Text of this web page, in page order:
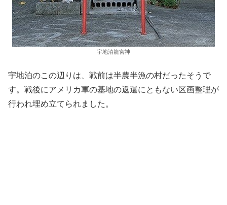
宇地泊龍宮神
宇地泊のこの辺りは、戦前は半農半漁の村だったそうで
す。戦後にアメリカ軍の基地の返還にともない区画整理が
行われ埋め立てられました。